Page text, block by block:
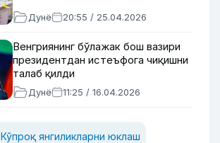
Дунё 20:55 / 25.04.2026
Венгриянинг бўлажак бош вазири
президентдан истеъфога чиқишни
талаб қилди
Дунё 11:25 / 16.04.2026
Кўпроқ янгиликларни юклаш